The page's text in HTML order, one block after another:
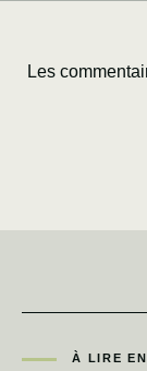
Les
À LIRE